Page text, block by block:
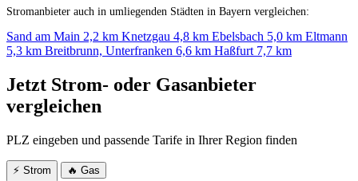
Stromanbieter auch in umliegenden Städten in Bayern vergleichen:
Sand am Main 2,2 km Knetzgau 4,8 km Ebelsbach 5,0 km Eltmann
5,3 km Breitbrunn, Unterfranken 6,6 km Haßfurt 7,7 km
Jetzt Strom- oder Gasanbieter
vergleichen
PLZ eingeben und passende Tarife in Ihrer Region finden
⚡ Strom
🔥 Gas